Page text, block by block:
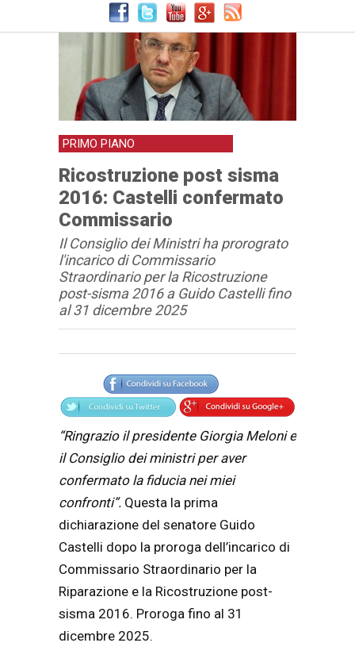
PRIMO PIANO
Ricostruzione post sisma
2016: Castelli confermato
Commissario
Il Consiglio dei Ministri ha prorograto
l'incarico di Commissario
Straordinario per la Ricostruzione
post-sisma 2016 a Guido Castelli fino
al 31 dicembre 2025
Articolo
Testo articolo principale
“Ringrazio il presidente Giorgia Meloni e
il Consiglio dei ministri per aver
confermato la fiducia nei miei
confronti”. Questa la prima
dichiarazione del senatore Guido
Castelli dopo la proroga dell’incarico di
Commissario Straordinario per la
Riparazione e la Ricostruzione post-
sisma 2016. Proroga fino al 31
dicembre 2025.